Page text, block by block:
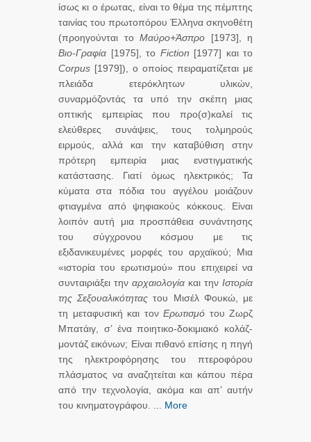
ίσως κι ο έρωτας, είναι το θέμα της πέμπτης
ταινίας του πρωτοπόρου Έλληνα σκηνοθέτη
(προηγούνται το Μαύρο+Άσπρο [1973], η
Βιο-Γραφία [1975], το Fiction [1977] και το
Corpus [1979]), ο οποίος πειραματίζεται με
πλειάδα ετερόκλητων υλικών,
συναρμόζοντάς τα υπό την σκέπη μιας
οπτικής εμπειρίας που προ(σ)καλεί τις
ελεύθερες συνάψεις, τους τολμηρούς
ειρμούς, αλλά και την καταβύθιση στην
πρότερη εμπειρία μιας ενστιγματικής
κατάστασης. Γιατί όμως ηλεκτρικός; Τα
κύματα στα πόδια του αγγέλου μοιάζουν
φτιαγμένα από ψηφιακούς κόκκους. Είναι
λοιπόν αυτή μια προσπάθεια συνάντησης
του σύγχρονου κόσμου με τις
εξιδανικευμένες μορφές του αρχαϊκού; Μια
«ιστορία του ερωτισμού» που επιχειρεί να
συνταιριάξει την αρχαιολογία και την Ιστορία
της Σεξουαλικότηταςτου Μισέλ Φουκώ, με
τη μεταφυσική και τον Ερωτισμό του Ζωρζ
Μπατάιγ, σ’ ένα ποιητικο-δοκιμιακό κολάζ-
μοντάζ εικόνων; Είναι πιθανό επίσης η πηγή
της ηλεκτροφόρησης του πτεροφόρου
πλάσματος να αναζητείται και κάπου πέρα
από την τεχνολογία, ακόμα και απ’ αυτήν
του κινηματογράφου. ... More